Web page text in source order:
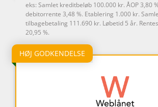
eks: Samlet kreditbeløb 100.000 kr. ÅOP 3,80
debitorrente 3,48 %. Etablering 1.000 kr.
tilbagebetaling 111.690 kr. Løbetid 5 år.
20,95 %.
HØJ GODKENDELSE